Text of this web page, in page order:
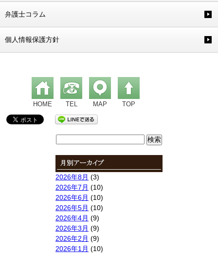
弁護士コラム
個人情報保護方針
HOME TEL MAP TOP
2026年8月 (3)
2026年7月 (10)
2026年6月 (10)
2026年5月 (10)
2026年4月 (9)
2026年3月 (9)
2026年2月 (9)
2026年1月 (10)